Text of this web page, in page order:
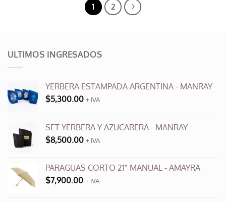
1 2
ULTIMOS INGRESADOS
YERBERA ESTAMPADA ARGENTINA - MANRAY
$5,300.00 + IVA
SET YERBERA Y AZUCARERA - MANRAY
$8,500.00 + IVA
PARAGUAS CORTO 21" MANUAL - AMAYRA
$7,900.00 + IVA